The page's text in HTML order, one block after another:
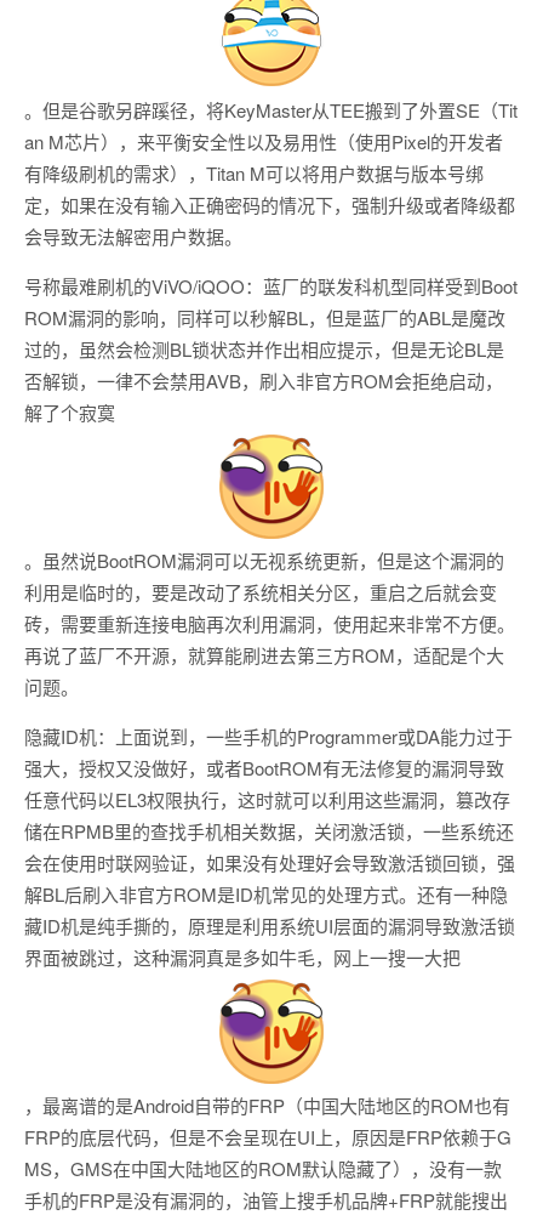
。但是谷歌另辟蹊径，将KeyMaster从TEE搬到了外置SE（Tit
an M芯片），来平衡安全性以及易用性（使用Pixel的开发者
有降级刷机的需求），Titan M可以将用户数据与版本号绑
定，如果在没有输入正确密码的情况下，强制升级或者降级都
会导致无法解密用户数据。
号称最难刷机的ViVO/iQOO：蓝厂的联发科机型同样受到Boot
ROM漏洞的影响，同样可以秒解BL，但是蓝厂的ABL是魔改
过的，虽然会检测BL锁状态并作出相应提示，但是无论BL是
否解锁，一律不会禁用AVB，刷入非官方ROM会拒绝启动，
解了个寂寞
。虽然说BootROM漏洞可以无视系统更新，但是这个漏洞的
利用是临时的，要是改动了系统相关分区，重启之后就会变
砖，需要重新连接电脑再次利用漏洞，使用起来非常不方便。
再说了蓝厂不开源，就算能刷进去第三方ROM，适配是个大
问题。
隐藏ID机：上面说到，一些手机的Programmer或DA能力过于
强大，授权又没做好，或者BootROM有无法修复的漏洞导致
任意代码以EL3权限执行，这时就可以利用这些漏洞，篡改存
储在RPMB里的查找手机相关数据，关闭激活锁，一些系统还
会在使用时联网验证，如果没有处理好会导致激活锁回锁，强
解BL后刷入非官方ROM是ID机常见的处理方式。还有一种隐
藏ID机是纯手撕的，原理是利用系统UI层面的漏洞导致激活锁
界面被跳过，这种漏洞真是多如牛毛，网上一搜一大把
，最离谱的是Android自带的FRP（中国大陆地区的ROM也有
FRP的底层代码，但是不会呈现在UI上，原因是FRP依赖于G
MS，GMS在中国大陆地区的ROM默认隐藏了），没有一款
手机的FRP是没有漏洞的，油管上搜手机品牌+FRP就能搜出